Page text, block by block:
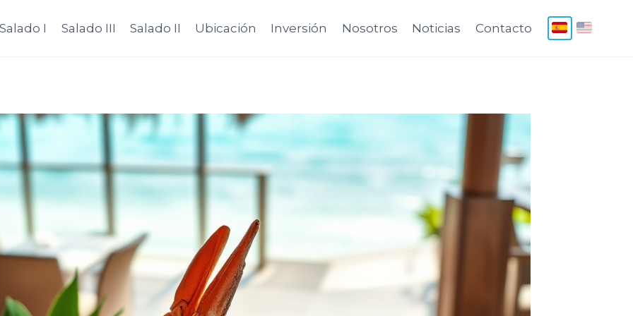
Salado I Salado III Salado II Ubicación Inversión Nosotros Noticias Contacto